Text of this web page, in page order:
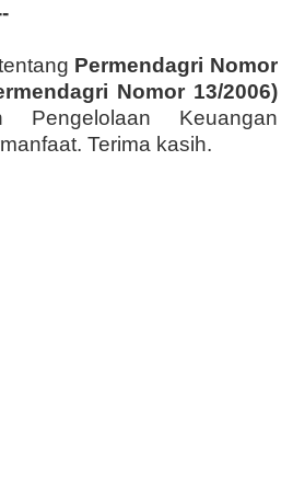
Permendagri Nomor
Nomor 13/2006)
Pengelolaan Keuangan
Terima kasih.